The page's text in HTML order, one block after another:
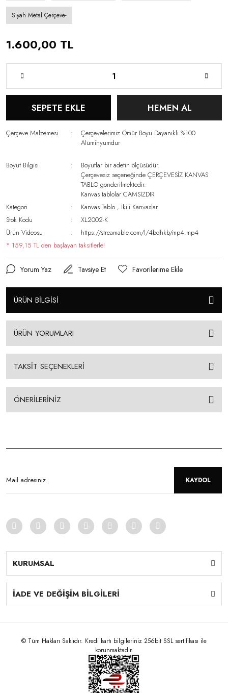
Siyah Metal Çerçeve-
1.600,00 TL
SEPETE EKLE HEMEN AL
Çerçeve Malzemesi
Çerçevelerimiz Ömür Boyu Dayanıklı %100
Alüminyumdur
Boyut Bilgisi
Boyutlar bir adetin ölçüsüdür.
Çerçevesiz seçeneğinde ÇERÇEVESİZ KANVAS
TABLO gönderilmektedir.
Kanvas tablolar CAMSIZDIR
Kategori
Kanvas Tablo , İkili Kanvaslar
Stok Kodu
XL2002-K
Ürün Videosu
https://streamable.com/l/4bdhkb/mp4.mp4
* 159,15 TL den başlayan taksitlerle!
Yorum Yaz Tavsiye Et
ÜRÜN BİLGİSİ
ÜRÜN YORUMLARI
TAKSİT SEÇENEKLERİ
ÖNERİLERİNİZ
KAYDOL
KURUMSAL
İADE VE DEĞİŞİM BİLGİLERİ
© Tüm Hakları Saklıdır. Kredi kartı bilgileriniz 256bit SSL sertifikası ile
korunmaktadır.